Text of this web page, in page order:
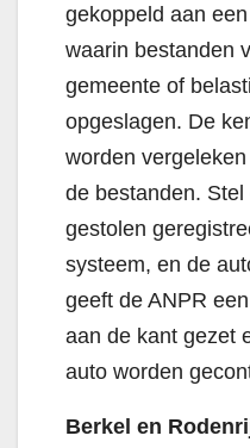
gekoppeld aan
waarin bestanden
gemeente of
opgeslagen. De
worden
de bestanden.
gestolen
systeem, en de
geeft de ANPR
aan de kant gezet
auto worden
Berkel en